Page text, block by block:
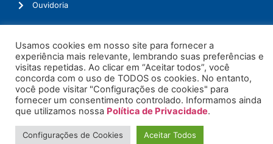
Ouvidoria
© 2026. Todos os Direitos Reservados.
Usamos cookies em nosso site para fornecer a
experiência mais relevante, lembrando suas preferências e
visitas repetidas. Ao clicar em “Aceitar todos”, você
concorda com o uso de TODOS os cookies. No entanto,
você pode visitar "Configurações de cookies" para
fornecer um consentimento controlado. Informamos ainda
que utilizamos nossa Política de Privacidade.
Configurações de Cookies Aceitar Todos